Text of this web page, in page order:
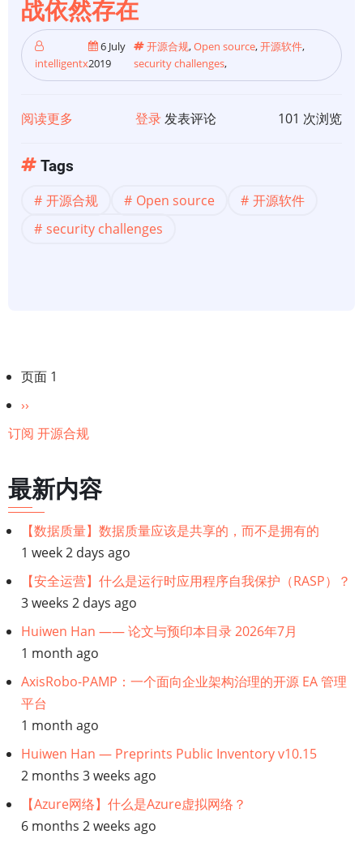
源，
MinIO
在
战依然存在
intelligentx
6 July
2019
开源合规,Open source,开源软件,
security challenges,
阅读更多
合
规】
依
然
在
登录发表评论 101 次浏览
Tags
开源合规 Open source
开源软件
security challenges
分
页
页面 1
下
一
››
订阅 开源合规
最新内容
【数据质量】数据质量应该是共享的，而不是拥有的
1 week 2 days ago
【安全运营】什么是运行时应用程序自我保护（RASP）？
3 weeks 2 days ago
Huiwen Han —— 论文与预印本目录 2026年7月
1 month ago
AxisRobo-PAMP：一个面向企业架构治理的开源 EA 管理
平台
1 month ago
Huiwen Han — Preprints Public Inventory v10.15
2 months 3 weeks ago
【Azure网络】什么是Azure虚拟网络？
6 months 2 weeks ago